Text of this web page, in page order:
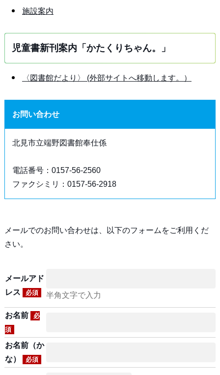
施設案内
児童書新刊案内「かたくりちゃん。」
〈図書館だより〉 (外部サイトへ移動します。）
お問い合わせ
北見市立端野図書館奉仕係
電話番号：0157-56-2560
ファクシミリ：0157-56-2918
メールでのお問い合わせは、以下のフォームをご利用くだ
さい。
メールアド
レス
必須 半角文字で入力
お名前
必
須
お名前（か
な）
必須